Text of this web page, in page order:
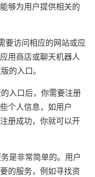
够为用户提供相关的
要访问相应的网站或应
用商店或聊天机器人
的入口。
入口后，你需要注册
个人信息，如用户
册成功，你就可以开
是非常简单的。用户
的服务，例如寻找资